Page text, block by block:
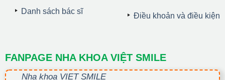
Danh sách bác sĩ
Điều khoản và điều kiện
FANPAGE NHA KHOA VIỆT SMILE
Nha khoa VIET SMILE